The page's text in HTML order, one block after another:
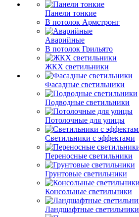
Панели тонкие
В потолок Армстронг
Аварийные
В потолок Грильято
ЖКХ светильники
Фасадные светильники
Подводные светильники
Потолочные для улицы
Светильники с эффектами
Переносные светильники
Грунтовые светильники
Консольные светильники
Ландшафтные светильники